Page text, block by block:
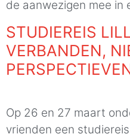
de aanwezigen mee
STUDIEREIS
VERBANDEN,
Op 26 en 27 maart
vrienden een